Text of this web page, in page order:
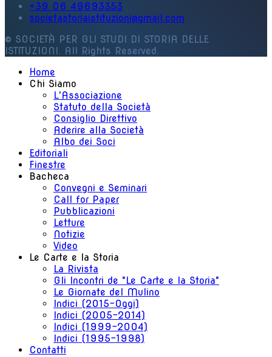
+39 06 49693353
societastoriaistituzioni@gmail.com
© SOCIETÀ PER GLI STUDI DI STORIA DELLE
ISTITUZIONI. All Rights Reserved.
Home
Chi Siamo
L'Associazione
Statuto della Società
Consiglio Direttivo
Aderire alla Società
Albo dei Soci
Editoriali
Finestre
Bacheca
Convegni e Seminari
Call for Paper
Pubblicazioni
Letture
Notizie
Video
Le Carte e la Storia
La Rivista
Gli Incontri de "Le Carte e la Storia"
Le Giornate del Mulino
Indici (2015-Oggi)
Indici (2005-2014)
Indici (1999-2004)
Indici (1995-1998)
Contatti